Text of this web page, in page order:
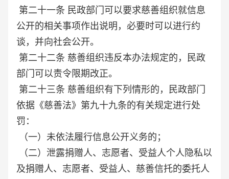
第二十一条 民政部门可以要求慈善组织就信息
公开的相关事项作出说明，必要时可以进行约
谈，并向社会公开。
第二十二条 慈善组织违反本办法规定的，民政
部门可以责令限期改正。
第二十三条 慈善组织有下列情形的，民政部门
依据《慈善法》第九十九条的有关规定进行处
罚：
（一）未依法履行信息公开义务的；
（二）泄露捐赠人、志愿者、受益人个人隐私以
及捐赠人、志愿者、受益人、慈善信托的委托人